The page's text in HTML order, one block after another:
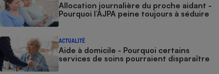
Allocation journalière du proche aidant -
Pourquoi l’AJPA peine toujours à séduire
ACTUALITÉ
Aide à domicile - Pourquoi certains
services de soins pourraient disparaître